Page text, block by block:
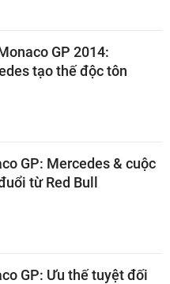
GP 2014:
tạo thế độc tôn
GP: Mercedes & cuộc
từ Red Bull
GP: Ưu thế tuyệt đối